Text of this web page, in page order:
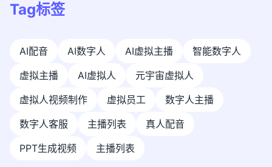
Tag标签
AI配音 AI数字人 AI虚拟主播
智能数字人
虚拟主播
AI虚拟人
元宇宙虚拟人
虚拟人视频制作
虚拟员工
数字人主播
数字人客服
主播列表
真人配音
PPT生成视频
主播列表